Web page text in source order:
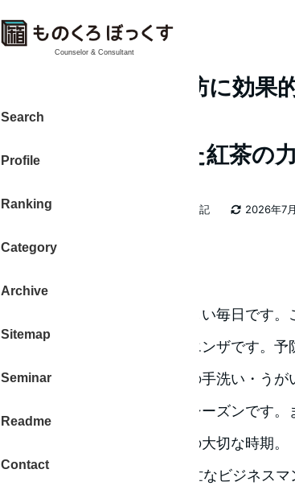
Counselor & Consultant
Search
Profile
Ranking
Category
Archive
Sitemap
Seminar
Readme
Contact
インフルエンザ予防に効果
学で研究開発。
科学的に確認された紅茶の
2026年7
者
大東 信仁（ものくろ） 2026年日記
寒さが厳しい毎日です
インフルエンザです。
が、毎日の手洗い・う
す。受験シーズンです
に向けての大切な時期。
受験生をはじめ学生さん、多忙なビジネス